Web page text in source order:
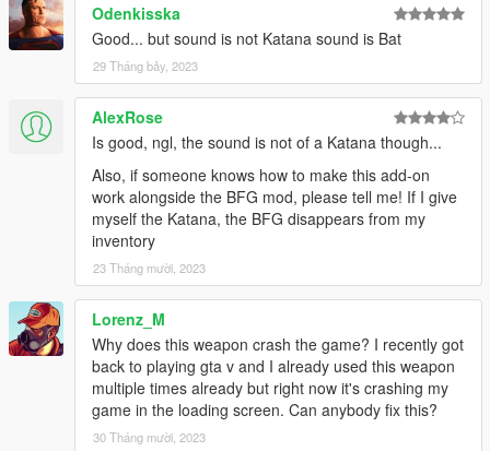
Odenkisska
Good... but sound is not Katana sound is Bat
29 Tháng bảy, 2023
AlexRose
Is good, ngl, the sound is not of a Katana though...
Also, if someone knows how to make this add-on
work alongside the BFG mod, please tell me! If I give
myself the Katana, the BFG disappears from my
inventory
23 Tháng mười, 2023
Lorenz_M
Why does this weapon crash the game? I recently got
back to playing gta v and I already used this weapon
multiple times already but right now it's crashing my
game in the loading screen. Can anybody fix this?
30 Tháng mười, 2023